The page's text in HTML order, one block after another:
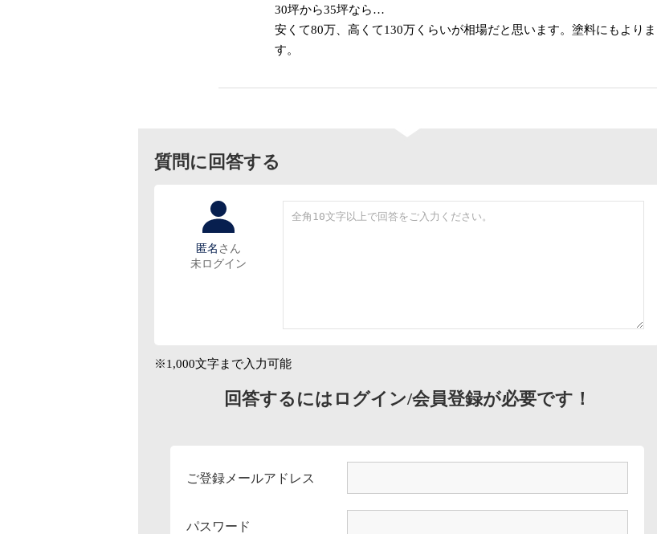
30坪から35坪なら…
安くて80万、高くて130万くらいが相場だと思います。塗料にもよりま
す。
質問に回答する
匿名 さん
未ログイン
※1,000文字まで入力可能
回答するにはログイン/会員登録が必要です！
ご登録メールアドレス
パスワード